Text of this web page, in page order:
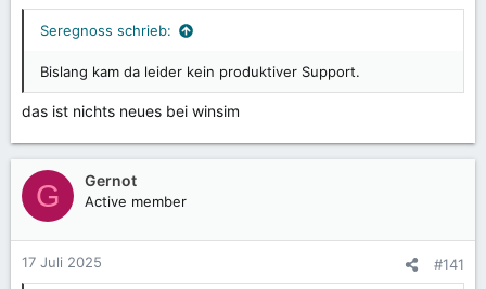
Seregnoss schrieb:
Bislang kam da leider kein produktiver Support.
das ist nichts neues bei winsim
G Gernot
Active member
17 Juli 2025 #141